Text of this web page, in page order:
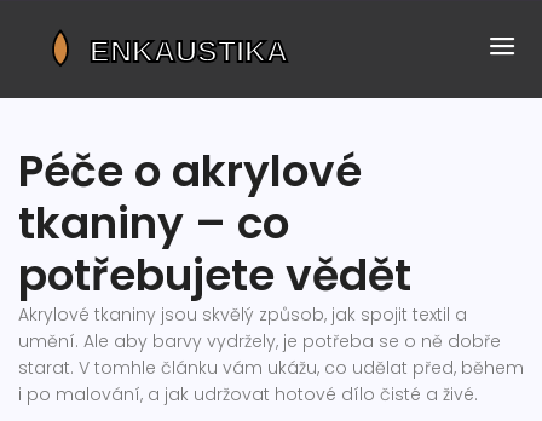
Péče o akrylové
tkaniny – co
potřebujete vědět
Akrylové tkaniny jsou skvělý způsob, jak spojit textil a
umění. Ale aby barvy vydržely, je potřeba se o ně dobře
starat. V tomhle článku vám ukážu, co udělat před, během
i po malování, a jak udržovat hotové dílo čisté a živé.